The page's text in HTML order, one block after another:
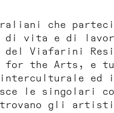
che
di vita e di
Viafarini
for the Arts, e
interculturale
le singolari
gli